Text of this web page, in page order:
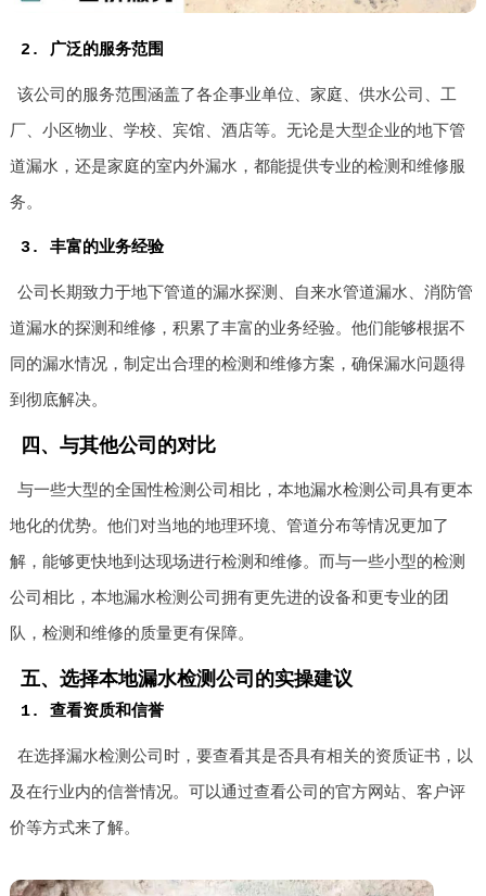
2. 广泛的服务范围
该公司的服务范围涵盖了各企事业单位、家庭、供水公司、工
厂、小区物业、学校、宾馆、酒店等。无论是大型企业的地下管
道漏水，还是家庭的室内外漏水，都能提供专业的检测和维修服
务。
3. 丰富的业务经验
公司长期致力于地下管道的漏水探测、自来水管道漏水、消防管
道漏水的探测和维修，积累了丰富的业务经验。他们能够根据不
同的漏水情况，制定出合理的检测和维修方案，确保漏水问题得
到彻底解决。
四、与其他公司的对比
与一些大型的全国性检测公司相比，本地漏水检测公司具有更本
地化的优势。他们对当地的地理环境、管道分布等情况更加了
解，能够更快地到达现场进行检测和维修。而与一些小型的检测
公司相比，本地漏水检测公司拥有更先进的设备和更专业的团
队，检测和维修的质量更有保障。
五、选择本地漏水检测公司的实操建议
1. 查看资质和信誉
在选择漏水检测公司时，要查看其是否具有相关的资质证书，以
及在行业内的信誉情况。可以通过查看公司的官方网站、客户评
价等方式来了解。